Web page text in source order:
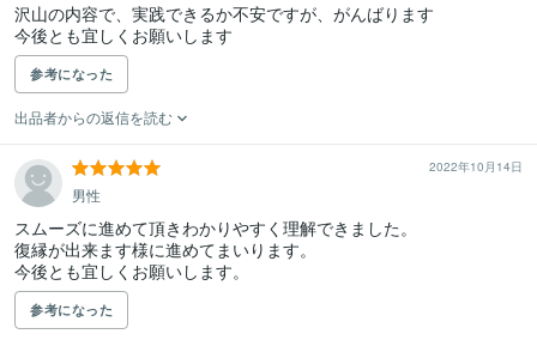
沢山の内容で、実践できるか不安ですが、がんばります
今後とも宜しくお願いします
参考になった
出品者からの返信を読む
2022年10月14日
男性
スムーズに進めて頂きわかりやすく理解できました。
復縁が出来ます様に進めてまいります。
今後とも宜しくお願いします。
参考になった